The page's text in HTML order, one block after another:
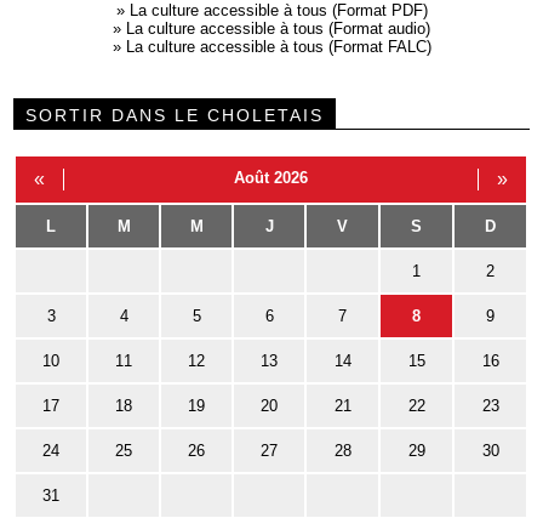
» La culture accessible à tous (Format PDF)
» La culture accessible à tous (Format audio)
» La culture accessible à tous (Format FALC)
SORTIR DANS LE CHOLETAIS
« Août 2026 »
L M M J V S D
1 2
3 4 5 6 7 8 9
10 11 12 13 14 15 16
17 18 19 20 21 22 23
24 25 26 27 28 29 30
31